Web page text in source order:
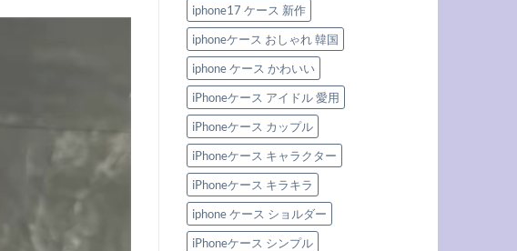
iphone17 ケース 新作
iphoneケース おしゃれ 韓国
iphone ケース かわいい
iPhoneケース アイドル 愛用
iPhoneケース カップル
iPhoneケース キャラクター
iPhoneケース キラキラ
iphone ケース ショルダー
iPhoneケース シンプル